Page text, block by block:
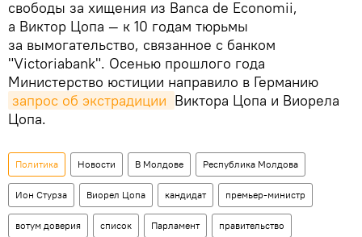
свободы за хищения из Banca de Economii,
а Виктор Цопа — к 10 годам тюрьмы
за вымогательство, связанное с банком
"Victoriabank". Осенью прошлого года
Министерство юстиции направило в Германию
запрос об экстрадиции Виктора Цопа и Виорела
Цопа.
Политика Новости В Молдове Республика Молдова
Ион Стурза Виорел Цопа кандидат премьер-министр
вотум доверия список Парламент правительство